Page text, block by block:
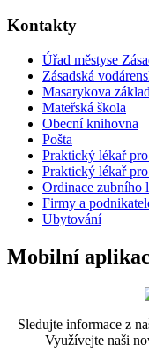
Kontakty
Úřad městyse
Zásadská
Masarykova
Mateřská škola
Obecní knihovna
Pošta
Praktický lékař
Praktický lékař
Ordinace zubního
Firmy a
Ubytování
Mobilní
Sledujte informace z
Využívejte naši